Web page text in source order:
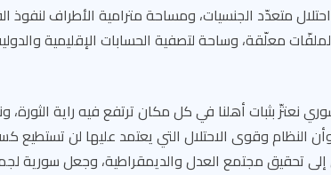
متعدّد الجنسيات، ومساحة مترامية الأطراف لنفوذ
معلّقة، وساحة لتصفية الحسابات الإقليمية
نعتزّ بثبات أهلنا في كل مكان ترتفع فيه راية
النظام وقوى الاحتلال التي يعتمد عليها لن تستطيع
إلى تحقيق مجتمع العدل والديمقراطية، وجعل سورية